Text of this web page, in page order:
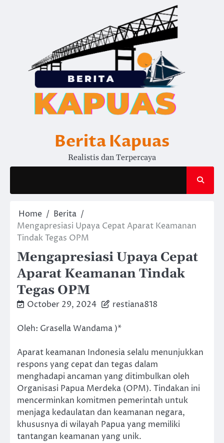
Berita Kapuas
Realistis dan Terpercaya
Home
Berita
Mengapresiasi Upaya Cepat Aparat Keamanan
Tindak Tegas OPM
Mengapresiasi Upaya Cepat
Aparat Keamanan Tindak
Tegas OPM
October 29, 2024 restiana818
Oleh: Grasella Wandama )*
Aparat keamanan Indonesia selalu menunjukkan
respons yang cepat dan tegas dalam
menghadapi ancaman yang ditimbulkan oleh
Organisasi Papua Merdeka (OPM). Tindakan ini
mencerminkan komitmen pemerintah untuk
menjaga kedaulatan dan keamanan negara,
khususnya di wilayah Papua yang memiliki
tantangan keamanan yang unik.